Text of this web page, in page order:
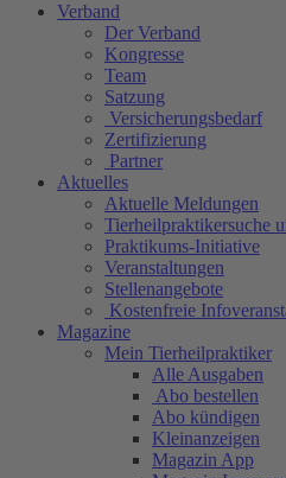
Verband
Der Verband
Kongresse
Team
Satzung
Versicherungsbedarf
Zertifizierung
Partner
Aktuelles
Aktuelle Meldungen
Tierheilpraktikersuche
Praktikums-Initiative
Veranstaltungen
Stellenangebote
Kostenfreie
Magazine
Mein Tierheilpraktiker
Alle Ausgaben
Abo bestellen
Abo kündigen
Kleinanzeigen
Magazin App